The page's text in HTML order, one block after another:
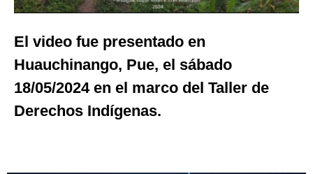
El video fue presentado en
Huauchinango, Pue, el sábado
18/05/2024 en el marco del Taller de
Derechos Indígenas.